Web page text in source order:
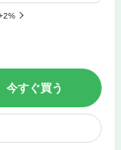
今すぐ買う